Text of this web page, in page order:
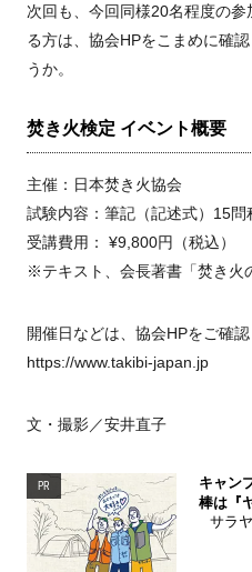
次回も、今回同様20名程度の
る方は、協会HPをこまめに確
うか。
焚き火検定 イベント概要
主催：日本焚き火協会
試験内容：筆記（記述式）15問
受講費用： ¥9,800円（税込）
※テキスト、会長著書「焚き火
開催日などは、協会HPをご確
https://www.takibi-japan.jp
文・撮影／安井直子
PR
キャン
棒は『
サラヤ